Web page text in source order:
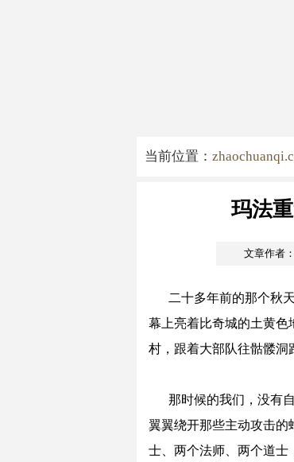
当前位置：
玛法
文章作者
二十多年前的那个秋
幕上亮着比奇城的土黄色
村，跟着大部队往骷髅洞
那时候的我们，没有
翼翼绕开那些主动攻击
士、两个法师、两个道士